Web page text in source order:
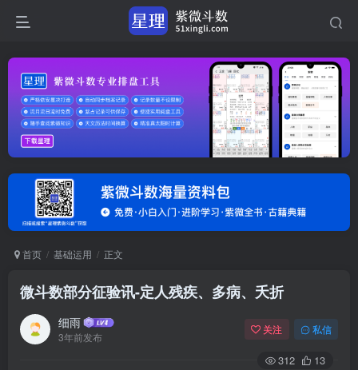
首页 基础运用 正文
微斗数部分征验讯-定人残疾、多病、夭折
细雨
3年前发布
关注 私信
312 13